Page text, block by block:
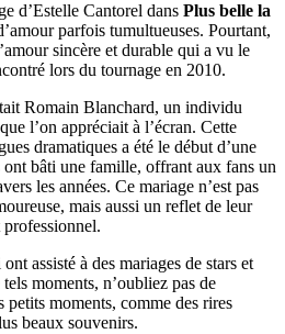
d’Estelle Cantorel dans Plus belle la
parfois tumultueuses. Pourtant,
sincère et durable qui a vu le
lors du tournage en 2010.
Romain Blanchard, un individu
l’on appréciait à l’écran. Cette
dramatiques a été le début d’une
bâti une famille, offrant aux fans un
les années. Ce mariage n’est pas
mais aussi un reflet de leur
professionnel.
assisté à des mariages de stars et
moments, n’oubliez pas de
moments, comme des rires
beaux souvenirs.